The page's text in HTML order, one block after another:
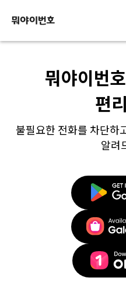
뭐야이번
편
불필요한 전화를 차단하
알려